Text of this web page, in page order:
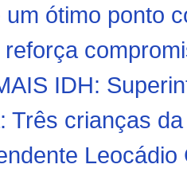
ótimo ponto
IDH:
Três crianças